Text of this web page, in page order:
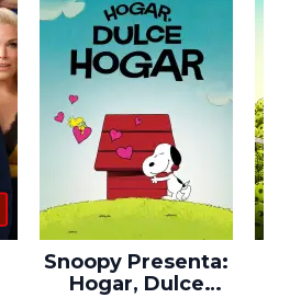
Snoopy Presenta:
Hogar, Dulce